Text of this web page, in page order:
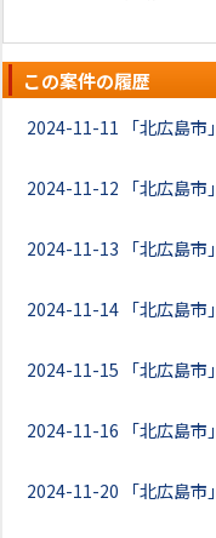
この案件の履歴
2024-11-11 「北広島市
2024-11-12 「北広島
2024-11-13 「北広島
2024-11-14 「北広島
2024-11-15 「北広島
2024-11-16 「北広島
2024-11-20 「北広島